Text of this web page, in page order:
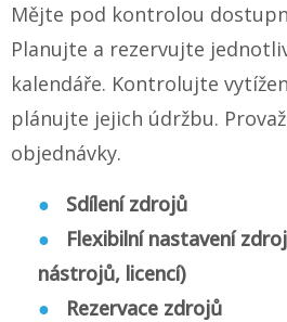
Mějte pod kontrolou
Planujte a rezervujte
kalendáře. Kontrolujte
plánujte jejich údržbu.
objednávky.
Sdílení zdrojů
Flexibilní nastavení
nástrojů, licencí)
Rezervace zdrojů